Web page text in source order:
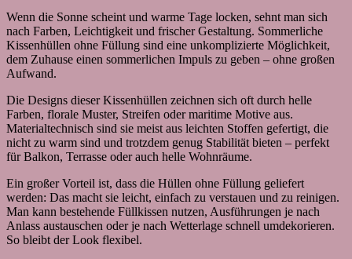
gewählt
werden
Wenn die Sonne scheint und warme Tage locken, sehnt man sich
nach Farben, Leichtigkeit und frischer Gestaltung. Sommerliche
Kissenhüllen ohne Füllung sind eine unkomplizierte Möglichkeit,
dem Zuhause einen sommerlichen Impuls zu geben – ohne großen
Aufwand.
Die Designs dieser Kissenhüllen zeichnen sich oft durch helle
Farben, florale Muster, Streifen oder maritime Motive aus.
Materialtechnisch sind sie meist aus leichten Stoffen gefertigt, die
nicht zu warm sind und trotzdem genug Stabilität bieten – perfekt
für Balkon, Terrasse oder auch helle Wohnräume.
Ein großer Vorteil ist, dass die Hüllen ohne Füllung geliefert
werden: Das macht sie leicht, einfach zu verstauen und zu reinigen.
Man kann bestehende Füllkissen nutzen, Ausführungen je nach
Anlass austauschen oder je nach Wetterlage schnell umdekorieren.
So bleibt der Look flexibel.